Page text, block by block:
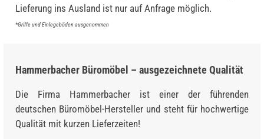
Lieferung ins Ausland ist nur auf Anfrage möglich.
*Griffe und Einlegeböden ausgenommen
Hammerbacher Büromöbel – ausgezeichnete Qualität
Die Firma Hammerbacher ist einer der führenden
deutschen Büromöbel-Hersteller und steht für hochwertige
Qualität mit kurzen Lieferzeiten!